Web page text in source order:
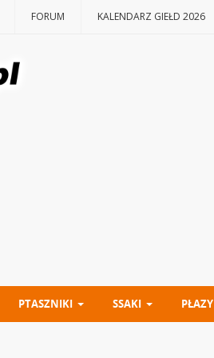
FORUM KALENDARZ GIEŁD 2026
PTASZNIKI SSAKI PŁAZY